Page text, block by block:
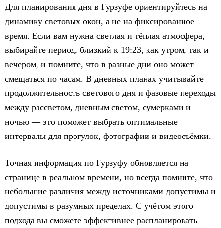
Для планирования дня в Гурзуфе ориентируйтесь на
динамику световых окон, а не на фиксированное
время. Если вам нужна светлая и тёплая атмосфера,
выбирайте период, близкий к 19:23, как утром, так и
вечером, и помните, что в разные дни оно может
смещаться по часам. В дневных планах учитывайте
продолжительность светового дня и фазовые переходы
между рассветом, дневным светом, сумерками и
ночью — это поможет выбрать оптимальные
интервалы для прогулок, фотографии и видеосъёмки.
Точная информация по Гурзуфу обновляется на
странице в реальном времени, но всегда помните, что
небольшие различия между источниками допустимы и
допустимы в разумных пределах. С учётом этого
подхода вы сможете эффективнее распланировать